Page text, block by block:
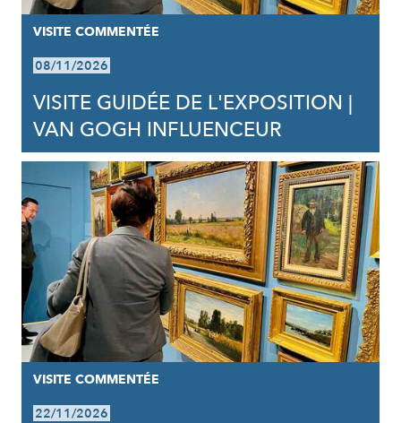
VISITE COMMENTÉE
08/11/2026
VISITE GUIDÉE DE L'EXPOSITION |
VAN GOGH INFLUENCEUR
VISITE COMMENTÉE
22/11/2026